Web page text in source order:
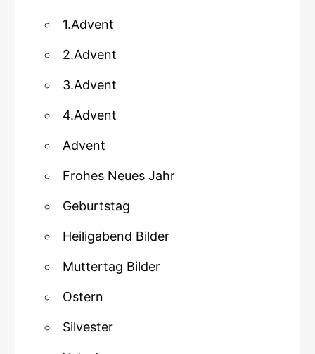
1.Advent
2.Advent
3.Advent
4.Advent
Advent
Frohes Neues Jahr
Geburtstag
Heiligabend Bilder
Muttertag Bilder
Ostern
Silvester